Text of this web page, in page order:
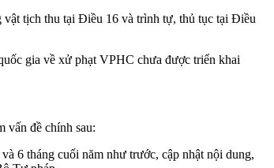
vật tịch thu tại Điều 16 và trình tự, thủ tục tại Điều
gia về xử phạt VPHC chưa được triển khai
vấn đề chính sau:
6 tháng cuối năm như trước, cập nhật nội dung,